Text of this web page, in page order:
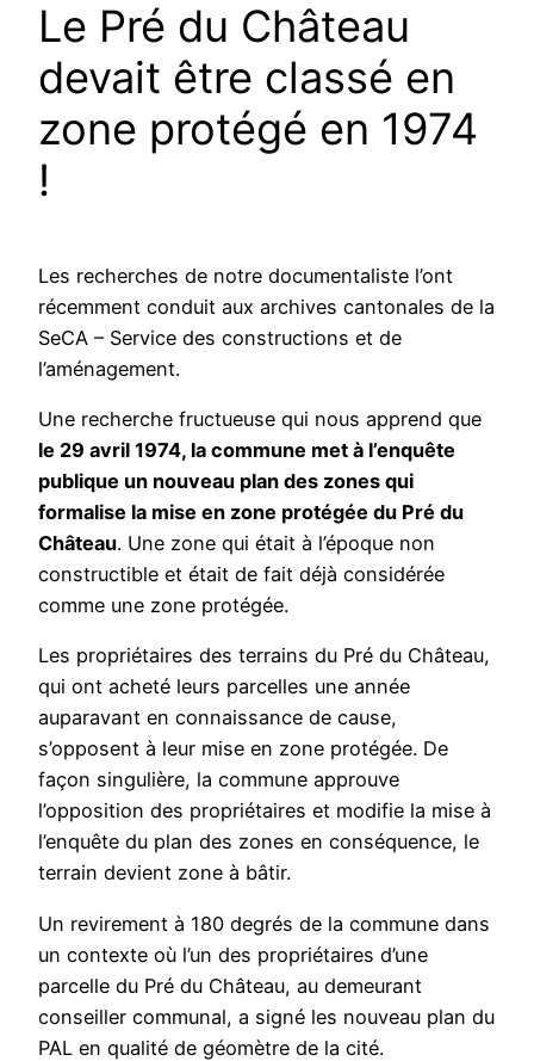
Le Pré du Château
devait être classé en
zone protégé en 1974
!
Les recherches de notre documentaliste l’ont
récemment conduit aux archives cantonales de la
SeCA – Service des constructions et de
l’aménagement.
Une recherche fructueuse qui nous apprend que
le 29 avril 1974, la commune met à l’enquête
publique un nouveau plan des zones qui
formalise la mise en zone protégée du Pré du
Château. Une zone qui était à l’époque non
constructible et était de fait déjà considérée
comme une zone protégée.
Les propriétaires des terrains du Pré du Château,
qui ont acheté leurs parcelles une année
auparavant en connaissance de cause,
s’opposent à leur mise en zone protégée. De
façon singulière, la commune approuve
l’opposition des propriétaires et modifie la mise à
l’enquête du plan des zones en conséquence, le
terrain devient zone à bâtir.
Un revirement à 180 degrés de la commune dans
un contexte où l’un des propriétaires d’une
parcelle du Pré du Château, au demeurant
conseiller communal, a signé les nouveau plan du
PAL en qualité de géomètre de la cité.